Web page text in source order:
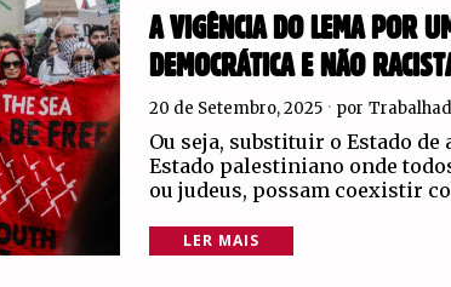
A VIGÊNCIA DO LEMA POR
DEMOCRÁTICA E NÃO
20 de Setembro, 2025 por
Ou seja, substituir o Estado
Estado palestiniano onde
ou judeus, possam coexistir
LER MAIS